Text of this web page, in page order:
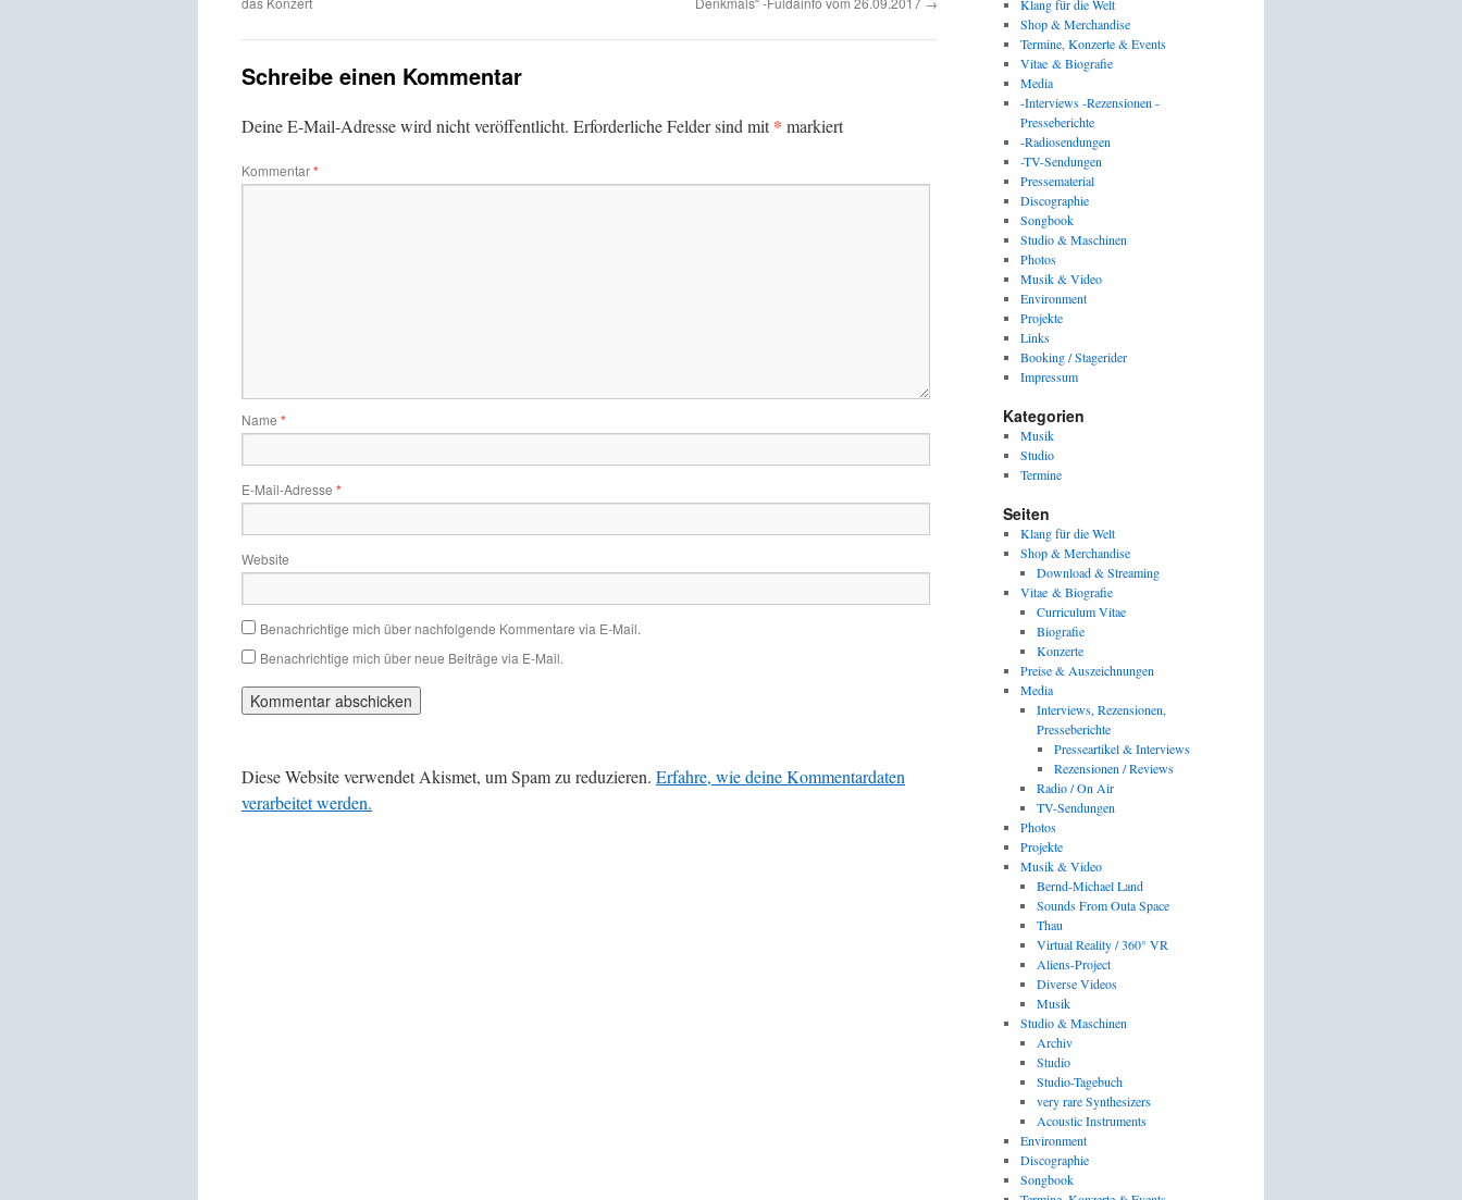
Schreibe einen Kommentar
Deine E-Mail-Adresse wird nicht veröffentlicht. Erforderliche Felder sind mit* markiert
Kommentar*
Name *
E-Mail-Adresse *
Website
Benachrichtige mich über nachfolgende Kommentare via E-Mail.
Benachrichtige mich über neue Beiträge via E-Mail.
Diese Website verwendet Akismet, um Spam zu reduzieren. Erfahre, wie deine Kommentardaten
verarbeitet werden.
Klang für die Welt
Shop & Merchandise
Termine, Konzerte & Events
Vitae & Biografie
Media
-Interviews -Rezensionen -
Presseberichte
-Radiosendungen
-TV-Sendungen
Pressematerial
Discographie
Songbook
Studio & Maschinen
Photos
Musik & Video
Environment
Projekte
Links
Booking / Stagerider
Impressum
Kategorien
Musik
Studio
Termine
Seiten
Klang für die Welt
Shop & Merchandise
Download & Streaming
Vitae & Biografie
Curriculum Vitae
Biografie
Konzerte
Preise & Auszeichnungen
Media
Interviews, Rezensionen,
Presseberichte
Presseartikel & Interviews
Rezensionen / Reviews
Radio / On Air
TV-Sendungen
Photos
Projekte
Musik & Video
Bernd-Michael Land
Sounds From Outa Space
Thau
Virtual Reality / 360° VR
Aliens-Project
Diverse Videos
Musik
Studio & Maschinen
Archiv
Studio
Studio-Tagebuch
very rare Synthesizers
Acoustic Instruments
Environment
Discographie
Songbook